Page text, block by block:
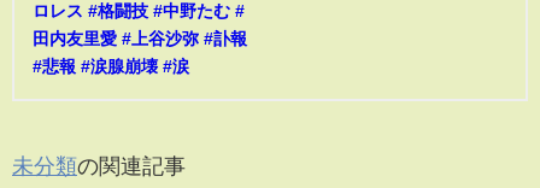
ロレス #格闘技 #中野たむ #
田内友里愛 #上谷沙弥 #訃報
#悲報 #涙腺崩壊 #涙
未分類の関連記事